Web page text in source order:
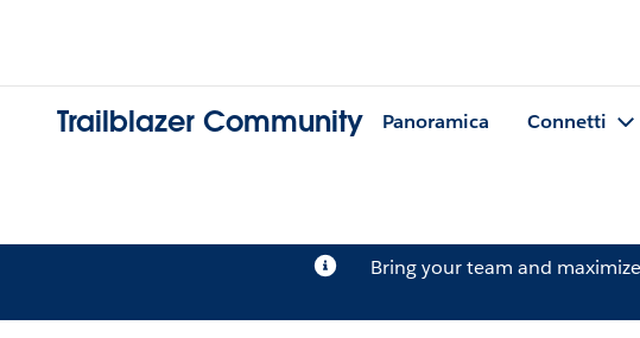
Trailblazer Community Panoramica Connetti
Bring your team and